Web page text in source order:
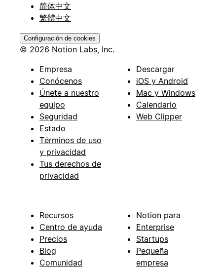
简体中文
繁體中文
Configuración de cookies
© 2026 Notion Labs, Inc.
Empresa
Conócenos
Únete a nuestro
equipo
Seguridad
Estado
Términos de uso
y privacidad
Tus derechos de
privacidad
Descargar
iOS y Android
Mac y Windows
Calendario
Web Clipper
Recursos
Centro de ayuda
Precios
Blog
Comunidad
Notion para
Enterprise
Startups
Pequeña
empresa